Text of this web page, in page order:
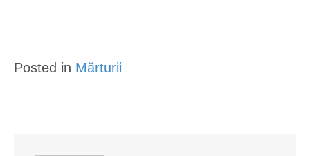
e
Posted in Mărturii